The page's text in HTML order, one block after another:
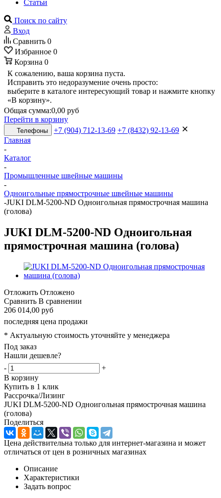
Статьи
Поиск по сайту
Вход
Сравнить 0
Избранное 0
Корзина 0
К сожалению, ваша корзина пуста.
Исправить это недоразумение очень просто:
выберите в каталоге интересующий товар и нажмите кнопку
«В корзину».
Общая сумма:0,00 руб
Перейти в корзину
Телефоны +7 (904) 712-13-69 +7 (8432) 92-13-69
Главная
-
Каталог
-
Промышленные швейные машины
-
Одноигольные прямострочные швейные машины
-JUKI DLM-5200-ND Одноигольная прямострочная машина
(голова)
JUKI DLM-5200-ND Одноигольная
прямострочная машина (голова)
Отложить Отложено
Сравнить В сравнении
206 014,00 руб
последняя цена продажи
* Актуальную стоимость уточняйте у менеджера
Под заказ
Нашли дешевле?
-
+
В корзину
Купить в 1 клик
Рассрочка/Лизинг
JUKI DLM-5200-ND Одноигольная прямострочная машина
(голова)
Поделиться
Цена действительна только для интернет-магазина и может
отличаться от цен в розничных магазинах
Описание
Характеристики
Задать вопрос